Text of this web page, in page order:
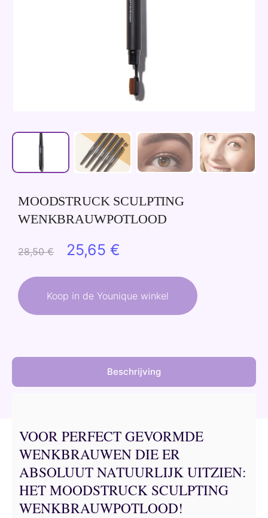
MOODSTRUCK SCULPTING
WENKBRAUWPOTLOOD
28,50€
Oorspronkelijke
was:
25,65 €
is:
Koop in de Younique winkel
Beschrijving
VOOR PERFECT GEVORMDE
WENKBRAUWEN DIE ER
ABSOLUUT NATUURLIJK UITZIEN:
HET MOODSTRUCK SCULPTING
WENKBRAUWPOTLOOD!